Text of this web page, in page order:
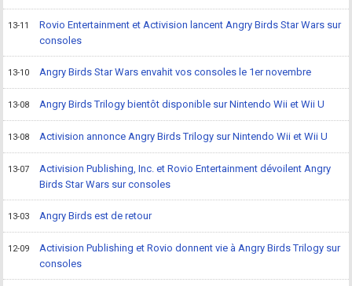
13-11
Rovio Entertainment et Activision lancent Angry Birds Star Wars sur
consoles
13-10 Angry Birds Star Wars envahit vos consoles le 1er novembre
13-08 Angry Birds Trilogy bientôt disponible sur Nintendo Wii et Wii U
13-08 Activision annonce Angry Birds Trilogy sur Nintendo Wii et Wii U
13-07
Activision Publishing, Inc. et Rovio Entertainment dévoilent Angry
Birds Star Wars sur consoles
13-03 Angry Birds est de retour
12-09
Activision Publishing et Rovio donnent vie à Angry Birds Trilogy sur
consoles